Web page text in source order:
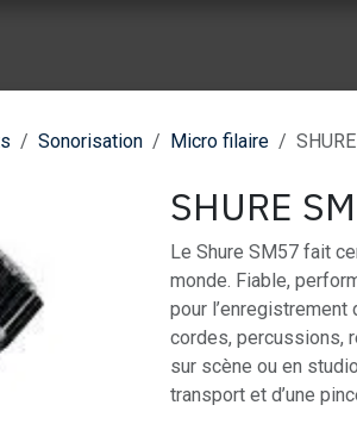
Sonorisation Micro filaire
SHURE
Le Shure SM57 fait
monde. Fiable,
pour
cordes, percussions,
sur scène ou en
transport et d’une